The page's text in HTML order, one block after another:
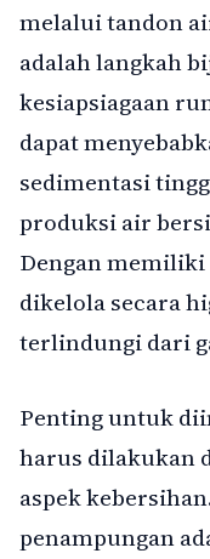
melalui tandon
adalah langkah
kesiapsiagaan
dapat
sedimentasi
produksi air
Dengan memiliki
dikelola secara
terlindungi dari
Penting untuk
harus dilakukan
aspek
penampungan